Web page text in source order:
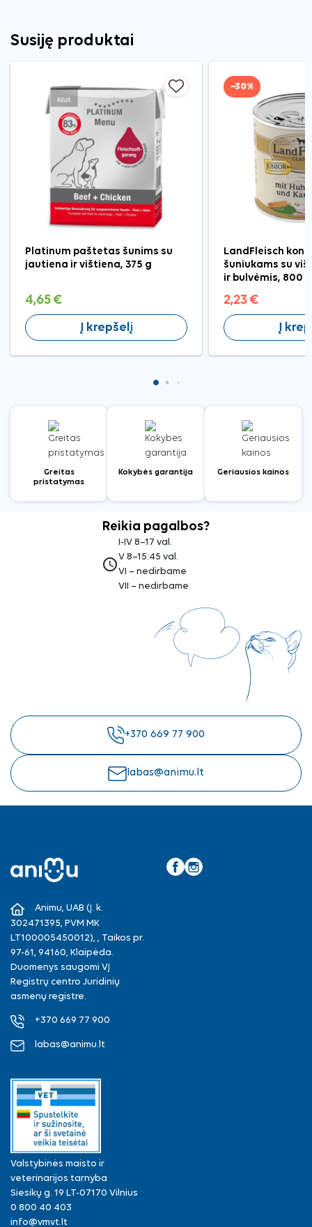
Susiję produktai
Platinum paštetas šunims su
jautiena ir vištiena, 375 g
4,65 €
Į krepšelį
−30%
LandFleisch
šuniukams su
ir bulvėmis, 800 g
2,23 €
Į
Greitas
pristatymas
Kokybės garantija Geriausios kainos
Reikia pagalbos?
access_time
I-IV 8–17 val.
V 8–15:45 val.
VI – nedirbame
VII – nedirbame
+370 669 77 900
labas@animu.lt
Animu, UAB (Į. k.
302471395, PVM MK
LT100005450012), , Taikos pr.
97-61, 94160, Klaipėda.
Duomenys saugomi VĮ
Registrų centro Juridinių
asmenų registre.
+370 669 77 900
labas@animu.lt
Valstybinės maisto ir
veterinarijos tarnyba
Siesikų g. 19 LT-07170 Vilnius
0 800 40 403
info@vmvt.lt